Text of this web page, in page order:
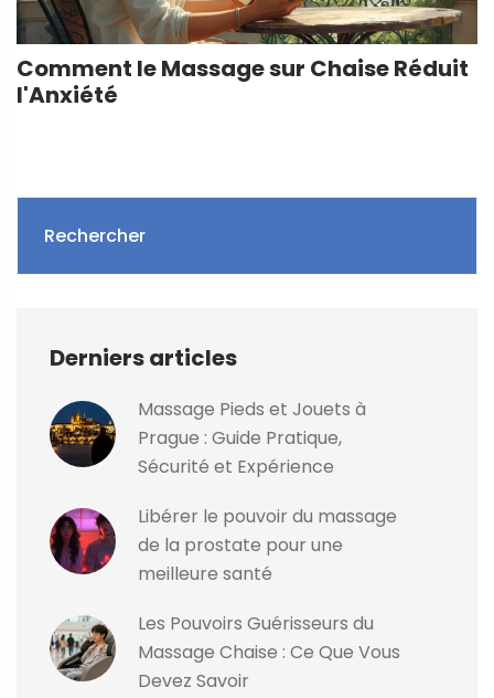
Comment le Massage sur Chaise Réduit
l'Anxiété
Rechercher
Derniers articles
Massage Pieds et Jouets à
Prague : Guide Pratique,
Sécurité et Expérience
Libérer le pouvoir du massage
de la prostate pour une
meilleure santé
Les Pouvoirs Guérisseurs du
Massage Chaise : Ce Que Vous
Devez Savoir